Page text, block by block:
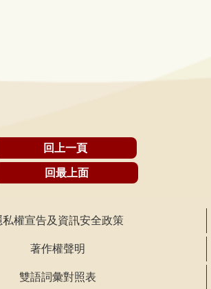
回上一頁
回最上面
私權宣告及資訊安全政策
著作權聲明
雙語詞彙對照表